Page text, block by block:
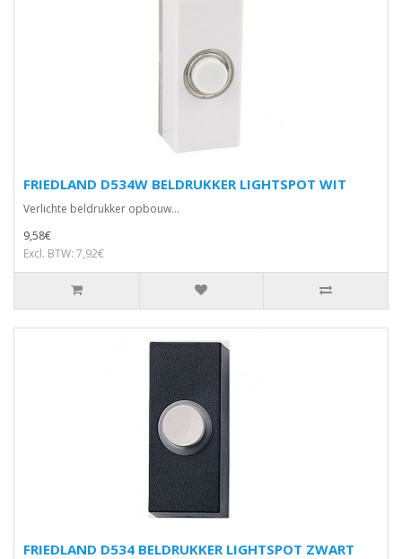
FRIEDLAND D534W BELDRUKKER LIGHTSPOT WIT
Verlichte beldrukker opbouw...
9,58€
Excl. BTW: 7,92€
FRIEDLAND D534 BELDRUKKER LIGHTSPOT ZWART